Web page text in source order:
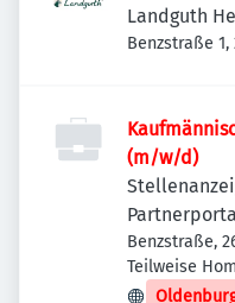
Landguth
Benzstraße
(m/w/d)
Benzstraße,
Teilweise